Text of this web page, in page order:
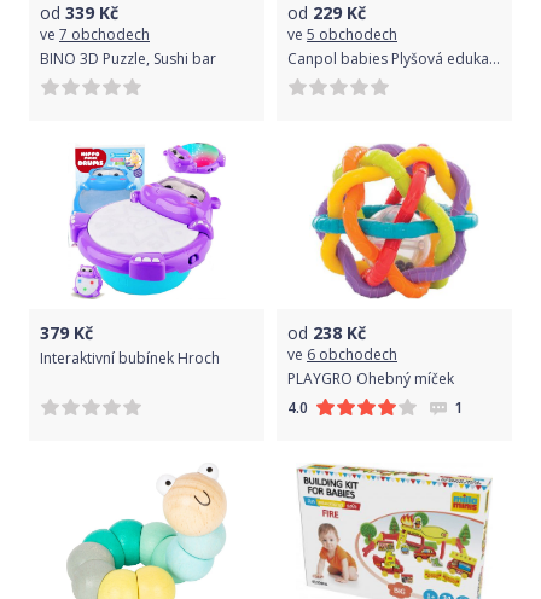
od 339 Kč
ve 7 obchodech
BINO 3D Puzzle, Sushi bar
od 229 Kč
ve 5 obchodech
Canpol babies Plyšová edukační zavazovací hračka Pastel Friends růžový medvídek
379 Kč
Interaktivní bubínek Hroch
od 238 Kč
ve 6 obchodech
PLAYGRO Ohebný míček
4.0
1